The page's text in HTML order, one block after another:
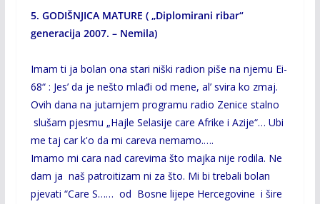
5. GODIŠNJICA MATURE ( „Diplomirani ribar“
generacija 2007. – Nemila)
Imam ti ja bolan ona stari niški radion piše na njemu Ei-
68“ : Jes’ da je nešto mlađi od mene, al’ svira ko zmaj.
Ovih dana na jutarnjem programu radio Zenice stalno
slušam pjesmu „Hajle Selasije care Afrike i Azije“… Ubi
me taj car k'o da mi careva nemamo.….
Imamo mi cara nad carevima što majka nije rodila. Ne
dam ja naš patroitizam ni za što. Mi bi trebali bolan
pjevati “Care S…… od Bosne lijepe Hercegovine i šire